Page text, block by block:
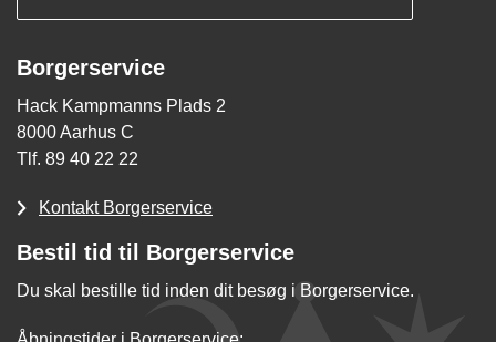
Borgerservice
Hack Kampmanns Plads 2
8000 Aarhus C
Tlf. 89 40 22 22
Kontakt Borgerservice
Bestil tid til Borgerservice
Du skal bestille tid inden dit besøg i Borgerservice.